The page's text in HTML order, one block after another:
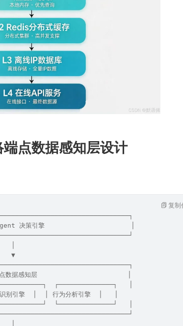
点数据感知层设计
决策引擎                      │
▼
数据感知层                       │
┌──────────────┐   │
别引擎  │  │ 行为分析引擎  │   │
└──────────────┘   │
复制